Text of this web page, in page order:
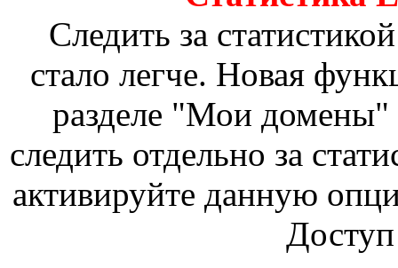
Следить за
стало легче. Новая
разделе "Мои домены"
следить отдельно за
активируйте данную